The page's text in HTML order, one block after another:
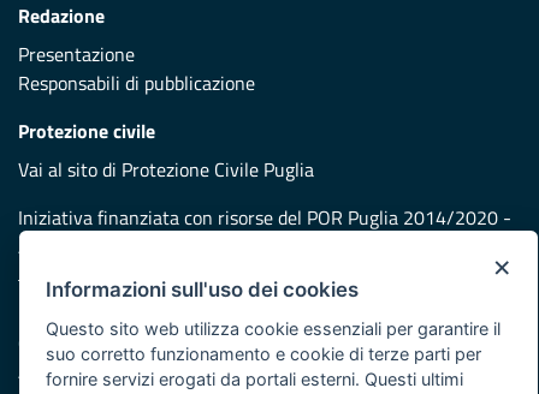
Redazione
Presentazione
Responsabili di pubblicazione
Protezione civile
Vai al sito di Protezione Civile Puglia
Iniziativa finanziata con risorse del POR Puglia 2014/2020 -
Asse XI
Cookie e privacy
Atti di notifica
×
Informazioni sull'uso dei cookies
Questo sito web utilizza cookie essenziali per garantire il
suo corretto funzionamento e cookie di terze parti per
fornire servizi erogati da portali esterni. Questi ultimi